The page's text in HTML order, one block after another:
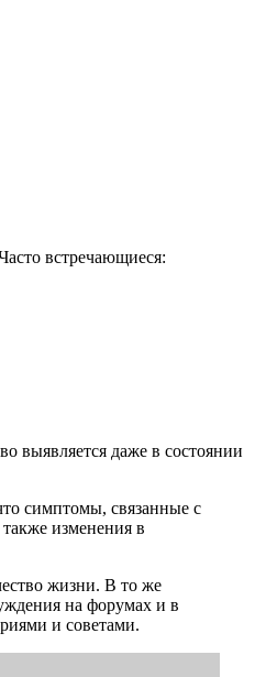
встречающиеся:
выявляется даже в состоянии
симптомы, связанные с
изменения в
жизни. В то же
на форумах и в
и советами.